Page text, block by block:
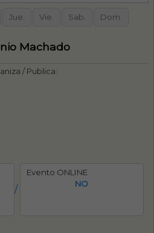
Jue. Vie. Sab. Dom.
Machado
/ Publica:
/
Evento ONLINE
NO